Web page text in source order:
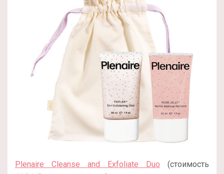
Plenaire Cleanse and Exfoliate Duo (стоимость